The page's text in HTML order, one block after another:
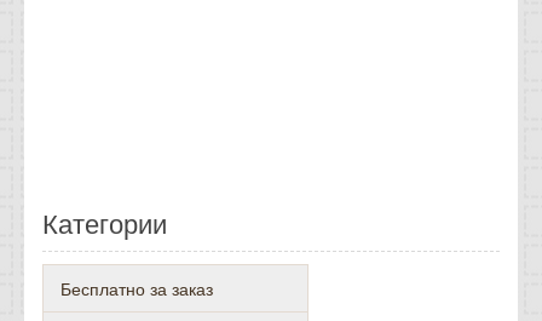
Категории
Бесплатно за заказ